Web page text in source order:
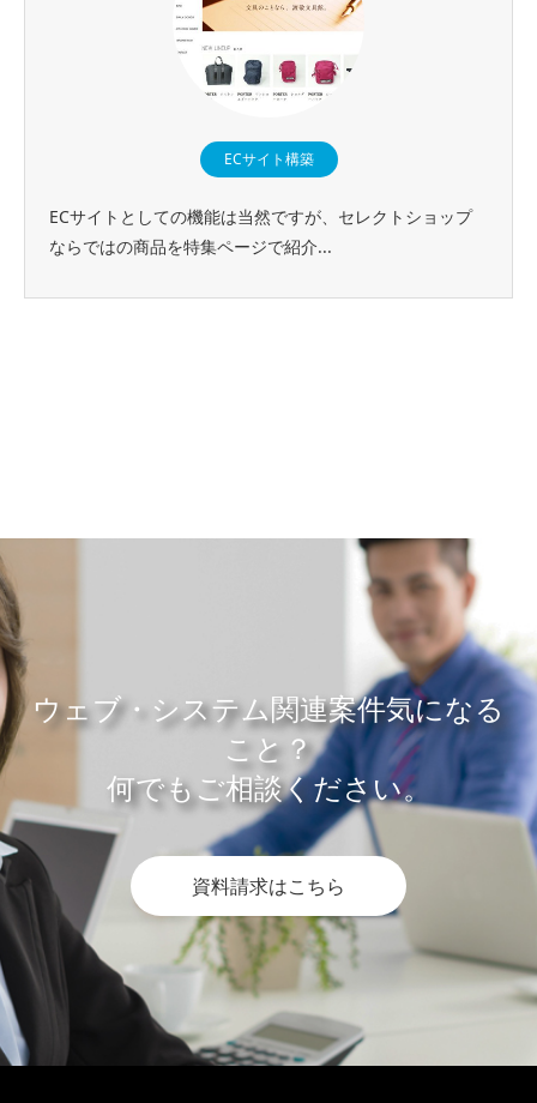
ECサイト構築
ECサイトとしての機能は当然ですが、セレクトショップ
ならではの商品を特集ページで紹介...
ウェブ・システム関連案件気になる
こと？
何でもご相談ください。
資料請求はこちら